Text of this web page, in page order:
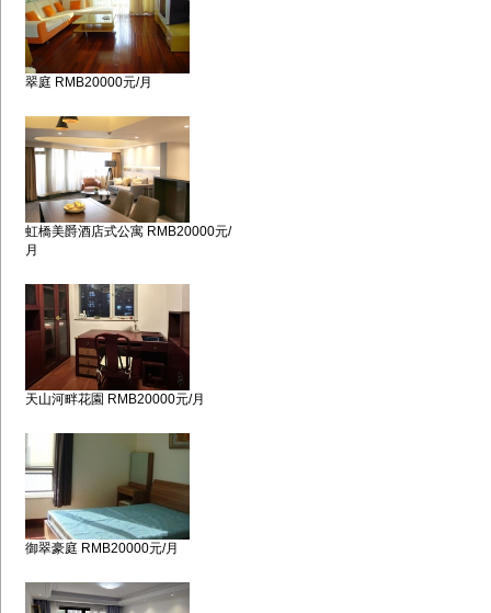
翠庭 RMB20000元/月
虹橋美爵酒店式公寓 RMB20000元/
月
天山河畔花園 RMB20000元/月
御翠豪庭 RMB20000元/月